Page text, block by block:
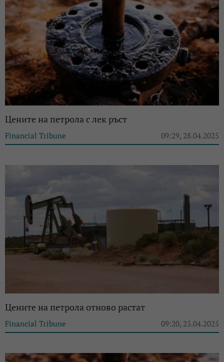
Цените на петрола с лек ръст
Financial Tribune 09:29, 28.04.2025
Цените на петрола отново растат
Financial Tribune 09:20, 25.04.2025